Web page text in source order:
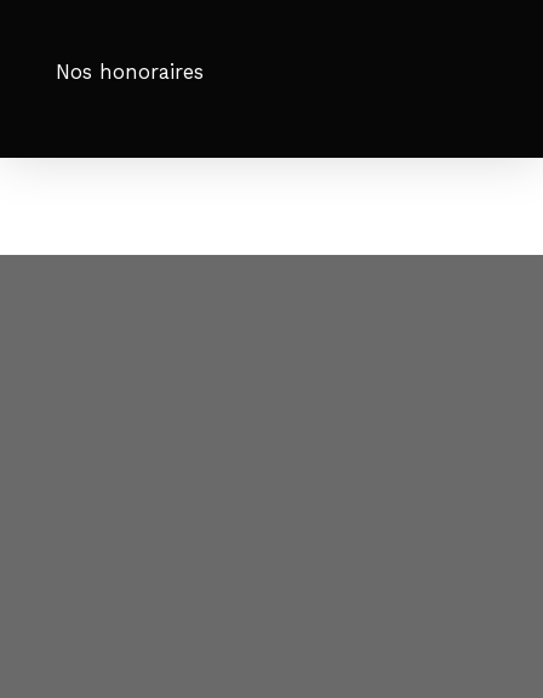
Nos honoraires